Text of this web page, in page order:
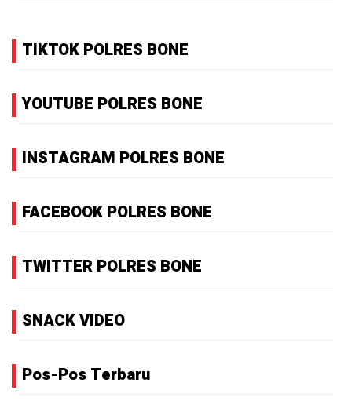
TIKTOK POLRES BONE
YOUTUBE POLRES BONE
INSTAGRAM POLRES BONE
FACEBOOK POLRES BONE
TWITTER POLRES BONE
SNACK VIDEO
Pos-Pos Terbaru